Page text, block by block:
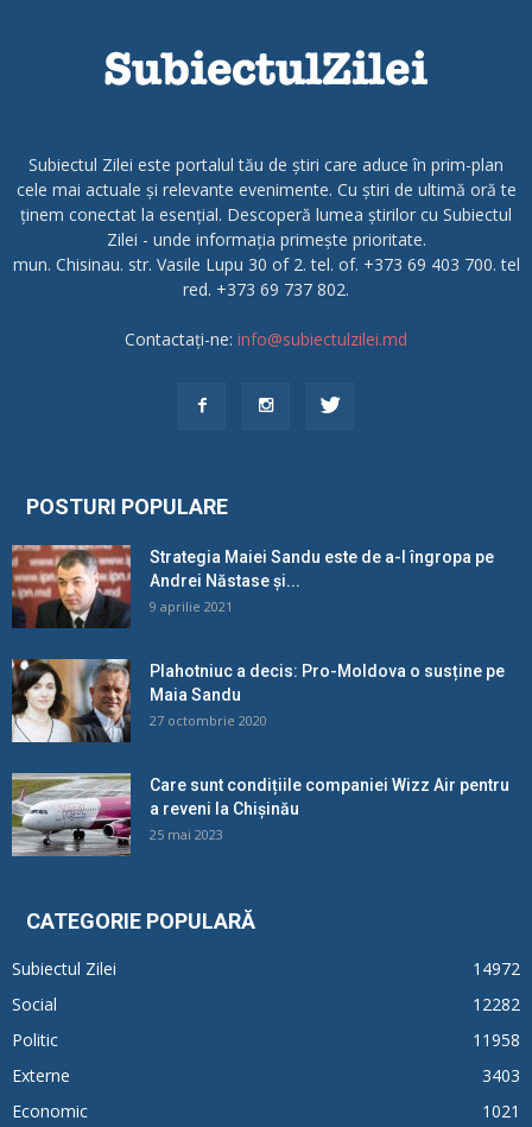
Subiectul Zilei este portalul tău de știri care aduce în prim-plan
cele mai actuale și relevante evenimente. Cu știri de ultimă oră te
ținem conectat la esențial. Descoperă lumea știrilor cu Subiectul
Zilei - unde informația primește prioritate.
mun. Chisinau. str. Vasile Lupu 30 of 2. tel. of. +373 69 403 700. tel
red. +373 69 737 802.
Contactați-ne: info@subiectulzilei.md
POSTURI POPULARE
Strategia Maiei Sandu este de a-l îngropa pe
Andrei Năstase și...
9 aprilie 2021
Plahotniuc a decis: Pro-Moldova o susține pe
Maia Sandu
27 octombrie 2020
Care sunt condițiile companiei Wizz Air pentru
a reveni la Chișinău
25 mai 2023
CATEGORIE POPULARĂ
Subiectul Zilei
14972
Social
12282
Politic
11958
Externe
3403
Economic
1021